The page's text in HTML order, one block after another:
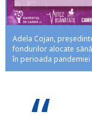
Adela Cojan,
fondurilor alocate
în perioada pandemiei